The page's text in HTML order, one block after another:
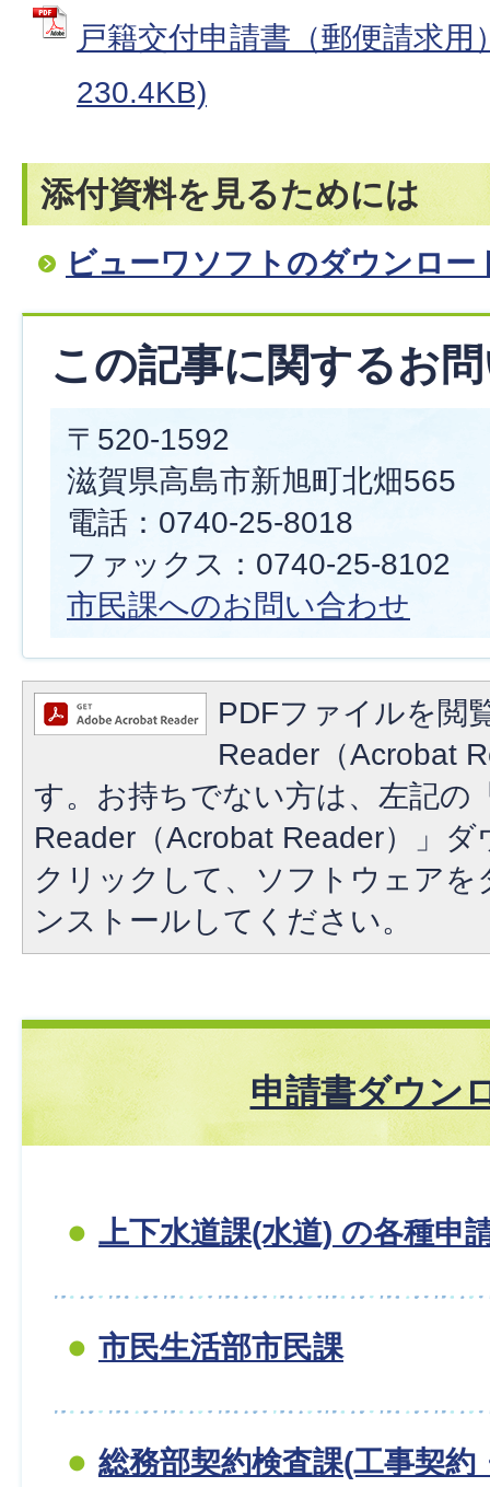
戸籍交付申請書（郵便請求
230.4KB)
添付資料を見るためには
ビューワソフトのダウンロー
この記事に関するお
〒520-1592
滋賀県高島市新旭町北畑565
電話：0740-25-8018
ファックス：0740-25-8102
市民課へのお問い合わせ
PDFファイルを閲
Reader（Acrobat
す。お持ちでない方は、左記の
Reader（Acrobat Reader）」
クリックして、ソフトウェア
ンストールしてください。
申請書ダウン
上下水道課(水道) の各種申
市民生活部市民課
総務部契約検査課(工事契約